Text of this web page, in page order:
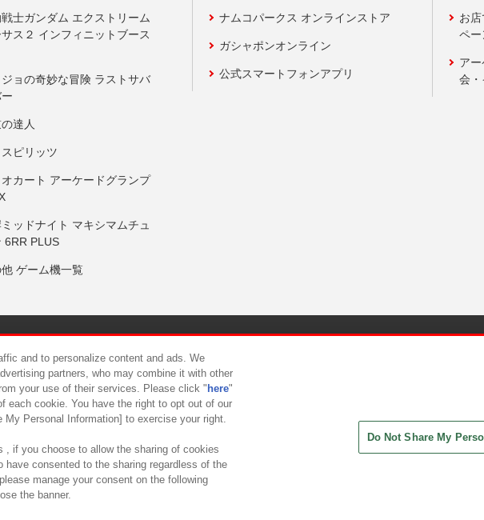
士ガンダム エクストリーム
ス２ インフィニットブース
ョの奇妙な冒険 ラストサバ
達人
ピリッツ
カート アーケードグランプ
ッドナイト マキシマムチュ
6RR PLUS
ゲーム機一覧
ナムコパークス オンラインストア
ガシャポンオンライン
公式スマートフォンアプリ
お
ペー
ア
会・
について カスタマーハラスメント対応方針
and to personalize content and ads. We
partners, who may combine it with other
your use of their services. Please click " here"
each cookie. You have the right to opt out of our
Personal Information] to exercise your right.
, if you choose to allow the sharing of cookies
have consented to the sharing regardless of the
manage your consent on the following
the banner.
Do Not Share My